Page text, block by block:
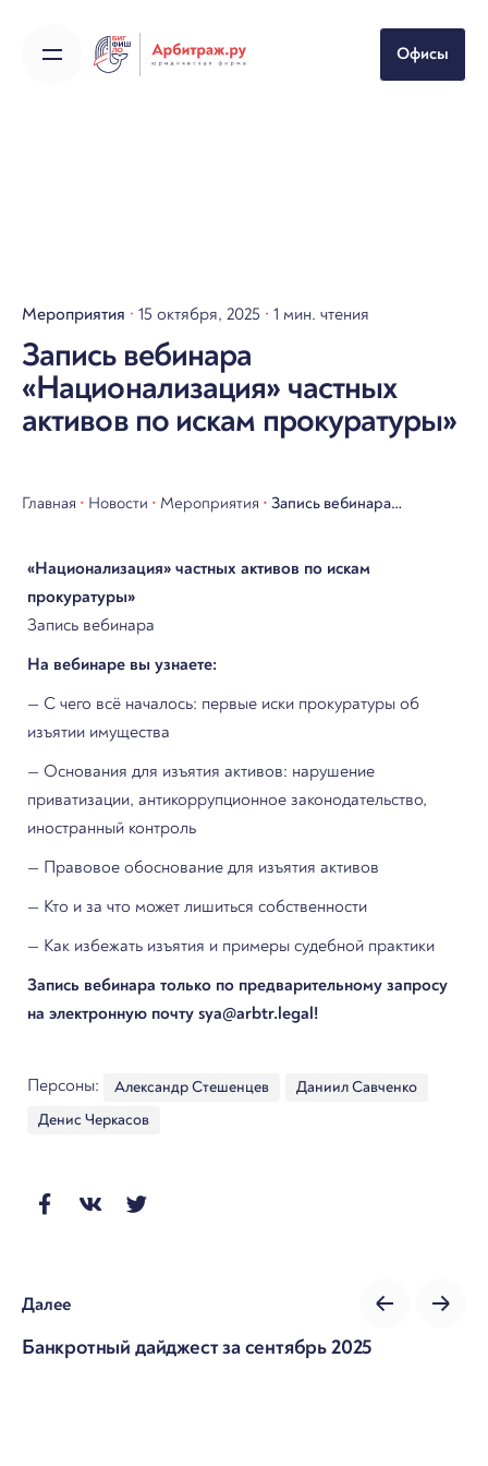
Офисы
Мероприятия 15 октября, 2025 1 мин. чтения
Запись вебинара
«Национализация» частных
активов по искам прокуратуры»
Главная • Новости • Мероприятия • Запись вебинара
активов по искам
«Национализация» частных активов по искам
прокуратуры»
Запись вебинара
На вебинаре вы узнаете:
— С чего всё началось: первые иски прокуратуры об
изъятии имущества
— Основания для изъятия активов: нарушение
приватизации, антикоррупционное законодательство,
иностранный контроль
— Правовое обоснование для изъятия активов
— Кто и за что может лишиться собственности
— Как избежать изъятия и примеры судебной практики
Запись вебинара только по предварительному запросу
на электронную почту sya@arbtr.legal!
Персоны: Александр Стешенцев
Даниил Савченко
Денис Черкасов
Далее
Банкротный дайджест за сентябрь 2025